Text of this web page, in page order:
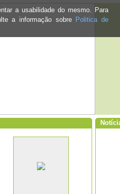
a usabilidade do mesmo. Para
a informação sobre Politica de